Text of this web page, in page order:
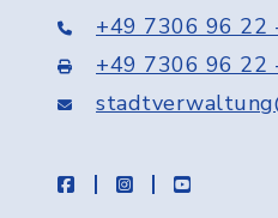
+49 7306 96 22
+49 7306 96 22
facebookinstagramyoutube